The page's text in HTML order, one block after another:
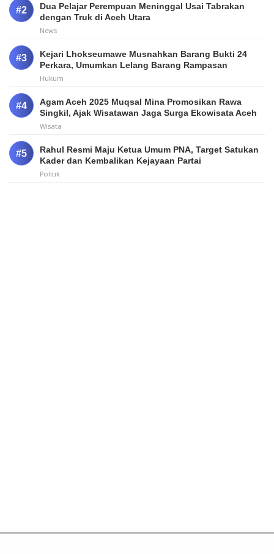
Dua Pelajar Perempuan Meninggal Usai Tabrakan
dengan Truk di Aceh Utara
News
Kejari Lhokseumawe Musnahkan Barang Bukti 24
Perkara, Umumkan Lelang Barang Rampasan
Hukum
Agam Aceh 2025 Muqsal Mina Promosikan Rawa
Singkil, Ajak Wisatawan Jaga Surga Ekowisata Aceh
Wisata
Rahul Resmi Maju Ketua Umum PNA, Target Satukan
Kader dan Kembalikan Kejayaan Partai
Politik